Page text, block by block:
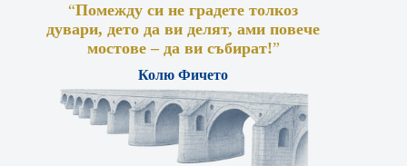
“Помежду си не градете толкоз
дувари, дето да ви делят, ами повече
мостове – да ви събират!”
Колю Фичето